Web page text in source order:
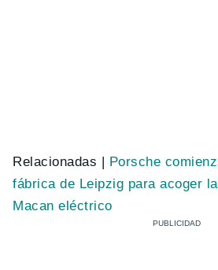
Relacionadas | Porsche
fábrica de Leipzig para acoger
Macan eléctrico